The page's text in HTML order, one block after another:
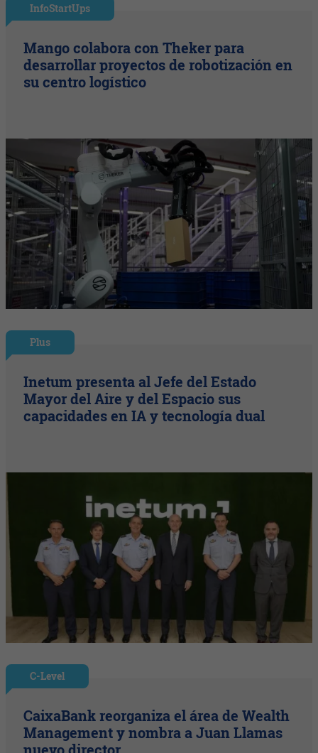
InfoStartUps
Mango colabora con Theker para
desarrollar proyectos de robotización en
su centro logístico
Plus
Inetum presenta al Jefe del Estado
Mayor del Aire y del Espacio sus
capacidades en IA y tecnología dual
C-Level
CaixaBank reorganiza el área de Wealth
Management y nombra a Juan Llamas